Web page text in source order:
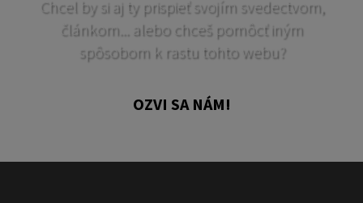
Chcel by si aj ty prispieť svojím svedectvom,
článkom... alebo chceš pomôcť iným
spôsobom k rastu tohto webu?
OZVI SA NÁM!